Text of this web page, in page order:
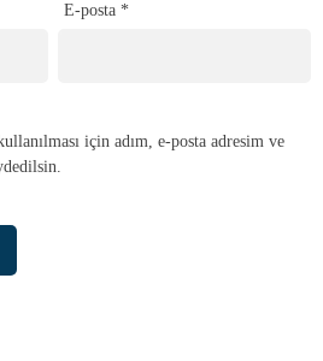
E-posta *
için adım, e-posta adresim ve